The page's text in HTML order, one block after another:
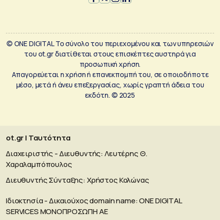
© ONE DIGITAL Το σύνολο του περιεχομένου και των υπηρεσιών
του ot.gr διατίθεται στους επισκέπτες αυστηρά για
προσωπική χρήση.
Απαγορεύεται η χρήση ή επανεκπομπή του, σε οποιοδήποτε
μέσο, μετά ή άνευ επεξεργασίας, χωρίς γραπτή άδεια του
εκδότη. © 2025
ot.gr | Ταυτότητα
Διαχειριστής - Διευθυντής: Λευτέρης Θ.
Χαραλαμπόπουλος
Διευθυντής Σύνταξης: Χρήστος Κολώνας
Ιδιοκτησία - Δικαιούχος domain name: ΟΝΕ DIGITAL
SERVICES MONOΠΡΟΣΩΠΗ ΑΕ